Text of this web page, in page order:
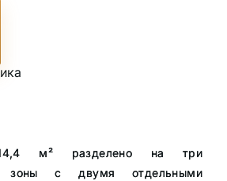
14,4 м² разделено на три
зоны с двумя отдельными